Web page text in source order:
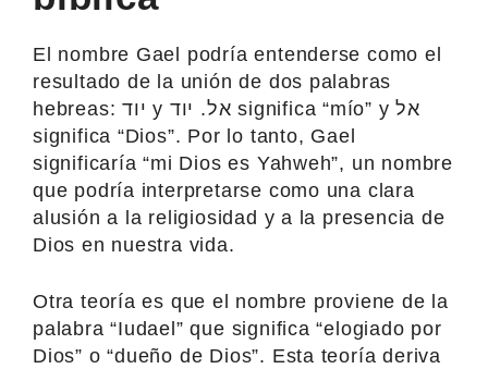
El nombre Gael podría entenderse como el
resultado de la unión de dos palabras
hebreas: יוד y אל. יוד significa “mío” y אל
significa “Dios”. Por lo tanto, Gael
significaría “mi Dios es Yahweh”, un nombre
que podría interpretarse como una clara
alusión a la religiosidad y a la presencia de
Dios en nuestra vida.
Otra teoría es que el nombre proviene de la
palabra “Iudael” que significa “elogiado por
Dios” o “dueño de Dios”. Esta teoría deriva